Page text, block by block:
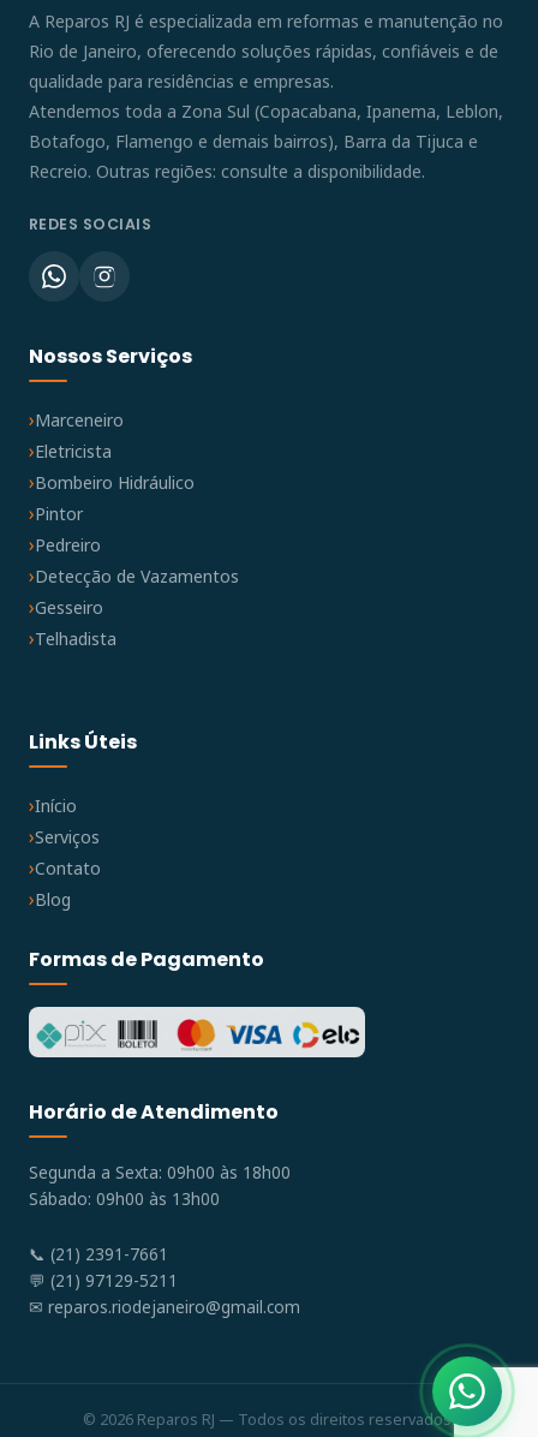
A Reparos RJ é especializada em reformas e manutenção no
Rio de Janeiro, oferecendo soluções rápidas, confiáveis e de
qualidade para residências e empresas.
Atendemos toda a Zona Sul (Copacabana, Ipanema, Leblon,
Botafogo, Flamengo e demais bairros), Barra da Tijuca e
Recreio. Outras regiões: consulte a disponibilidade.
REDES SOCIAIS
Nossos Serviços
Marceneiro
Eletricista
Bombeiro Hidráulico
Pintor
Pedreiro
Detecção de Vazamentos
Gesseiro
Telhadista
Links Úteis
Início
Serviços
Contato
Blog
Formas de Pagamento
Horário de Atendimento
Segunda a Sexta: 09h00 às 18h00
Sábado: 09h00 às 13h00
📞 (21) 2391-7661
💬 (21) 97129-5211
✉ reparos.riodejaneiro@gmail.com
© 2026 Reparos RJ — Todos os direitos reservados.